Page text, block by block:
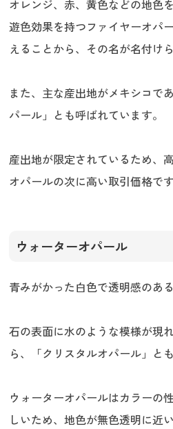
オレンジ、赤、黄色などの地色
遊色効果を持つファイヤーオパ
えることから、その名が名付け
また、主な産出地がメキシコで
パール」とも呼ばれています。
産出地が限定されているため、
オパールの次に高い取引価格です
ウォーターオパール
青みがかった白色で透明感のあ
石の表面に水のような模様が現
ら、「クリスタルオパール」と
ウォーターオパールはカラーの
しいため、地色が無色透明に近